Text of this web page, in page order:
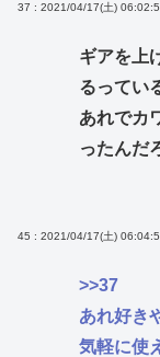
37 : 2021/04/17(土)
ギアを上
るってい
あれでカ
ったんだ
45 : 2021/04/17(土)
>>37
あれ好き
気軽に使